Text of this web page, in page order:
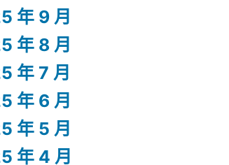
年 9 月
年 8 月
年 7 月
年 6 月
年 5 月
年 4 月